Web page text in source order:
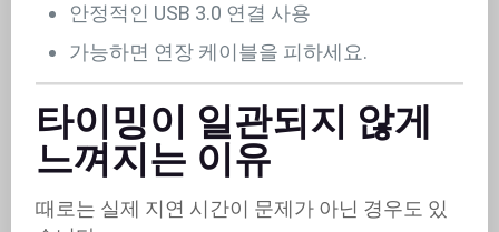
안정적인 USB 3.0 연결 사용
가능하면 연장 케이블을 피하세요.
타이밍이 일관되지 않게
느껴지는 이유
때로는 실제 지연 시간이 문제가 아닌 경우도 있